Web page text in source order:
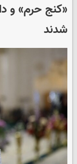
«کنج حرم» و
شدند